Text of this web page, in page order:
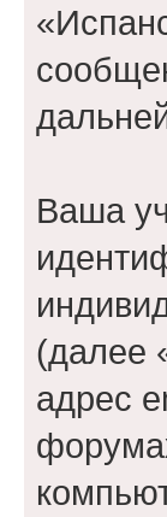
Ваша
(далее
адрес